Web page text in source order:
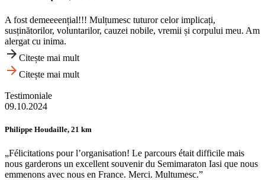
A fost demeeeențial!!! Mulțumesc tuturor celor implicați,
susținătorilor, voluntarilor, cauzei nobile, vremii și corpului meu. Am
alergat cu inima.
Citește mai mult
Citește mai mult
Testimoniale
09.10.2024
Philippe Houdaille, 21 km
„Félicitations pour l’organisation! Le parcours était difficile mais
nous garderons un excellent souvenir du Semimaraton Iasi que nous
emmenons avec nous en France. Merci. Multumesc.”